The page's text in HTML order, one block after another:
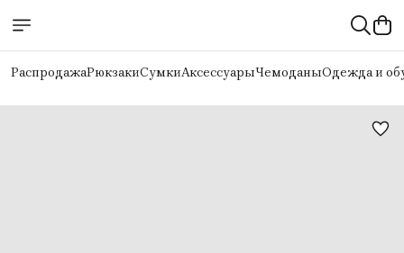
РаспродажаРюкзакиСумкиАксессуарыЧемоданыОдежда и